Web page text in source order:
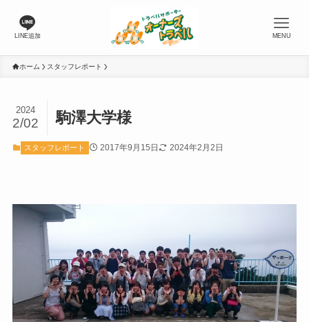
LINE追加 MENU
ホーム スタッフレポート
駒澤大学様
2024
2/02
スタッフレポート 2017年9月15日 2024年2月2日